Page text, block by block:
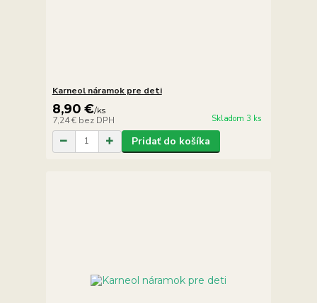
Karneol náramok pre deti
8,90 €/ks
7,24 € bez DPH Skladom 3 ks
Pridať do košíka